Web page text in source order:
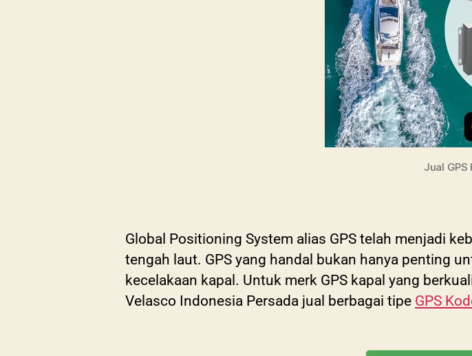
Jual GPS
Global Positioning System alias GPS telah menjadi
tengah laut. GPS yang handal bukan hanya penting
kecelakaan kapal. Untuk merk GPS kapal yang
Velasco Indonesia Persada jual berbagai tipe GPS